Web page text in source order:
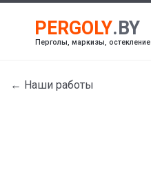
Перголы, маркизы, остекление
← Наши работы